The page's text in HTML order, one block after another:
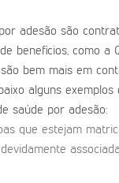
adesão são
benefícios, como a
bem mais em
alguns exemplos
saúde por adesão:
que estejam